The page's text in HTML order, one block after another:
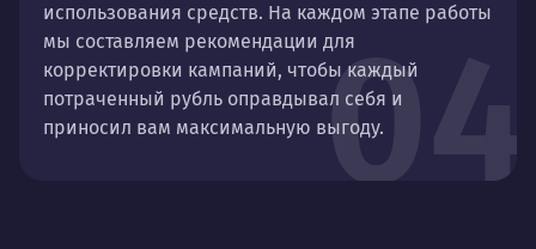
04
использования средств. На каждом этапе работы
мы составляем рекомендации для
корректировки кампаний, чтобы каждый
потраченный рубль оправдывал себя и
приносил вам максимальную выгоду.